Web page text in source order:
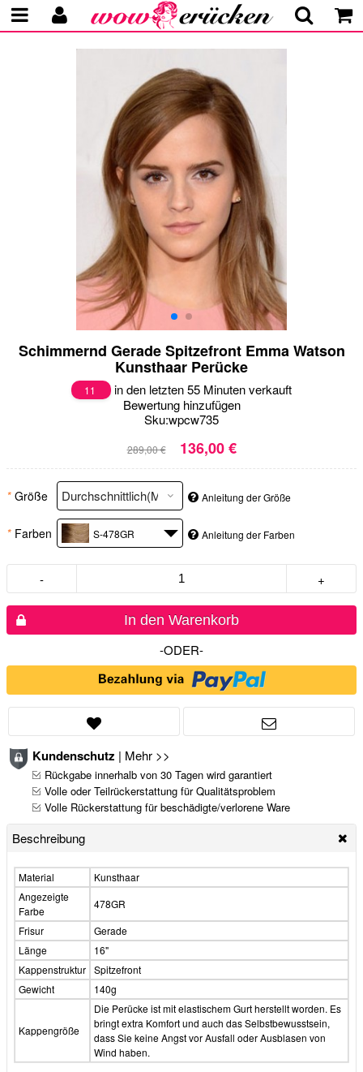
Schimmernd Gerade Spitzefront Emma Watson
Kunsthaar Perücke
11
in den letzten 55 Minuten verkauft
Bewertung hinzufügen
Sku:wpcw735
289,00 € 136,00 €
* Größe Anleitung der Größe
* Farben S-478GR Anleitung der Farben
- +
In den Warenkorb
-ODER-
Kundenschutz | Mehr >>
Rückgabe innerhalb von 30 Tagen wird garantiert
Volle oder Teilrückerstattung für Qualitätsproblem
Volle Rückerstattung für beschädigte/verlorene Ware
Beschreibung
Material
Kunsthaar
Angezeigte
Farbe
478GR
Frisur
Gerade
Länge
16"
Kappenstruktur Spitzefront
Gewicht
140g
Kappengröße
Die Perücke ist mit elastischem Gurt herstellt worden. Es
bringt extra Komfort und auch das Selbstbewusstsein,
dass Sie keine Angst vor Ausfall oder Ausblasen von
Wind haben.